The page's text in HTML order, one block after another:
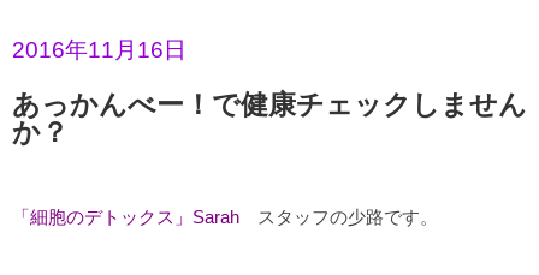
2016年11月16日
あっかんべー！で健康チェックしません
か？
「細胞のデトックス」Sarah スタッフの少路です。